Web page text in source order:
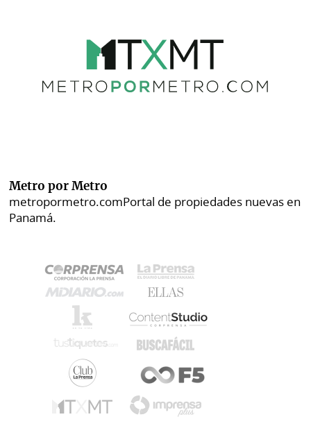
Metro por Metro
metropormetro.comPortal de propiedades nuevas en
Panamá.